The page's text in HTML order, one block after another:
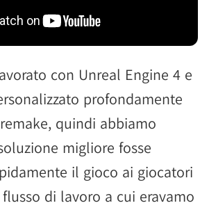
con Unreal Engine 4 e
profondamente
quindi abbiamo
migliore fosse
il gioco ai giocatori
di lavoro a cui eravamo